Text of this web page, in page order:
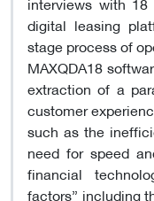
digital leasing
stage process of
MAXQDA18
extraction of a
customer
such as the
need for speed
financial
factors” including